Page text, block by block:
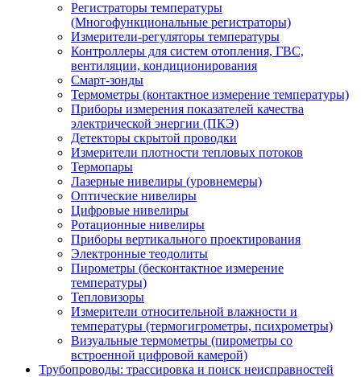
Регистраторы температуры
(Многофункциональные регистраторы)
Измерители-регуляторы температуры
Контроллеры для систем отопления, ГВС,
вентиляции, кондиционирования
Смарт-зонды
Термометры (контактное измерение температуры)
Приборы измерения показателей качества
электрической энергии (ПКЭ)
Детекторы скрытой проводки
Измерители плотности тепловых потоков
Термопары
Лазерные нивелиры (уровнемеры)
Оптические нивелиры
Цифровые нивелиры
Ротационные нивелиры
Приборы вертикального проектирования
Электронные теодолиты
Пирометры (бесконтактное измерение
температуры)
Тепловизоры
Измерители относительной влажности и
температуры (термогигрометры, психрометры)
Визуальные термометры (пирометры со
встроенной цифровой камерой)
Трубопроводы: трассировка и поиск неисправностей